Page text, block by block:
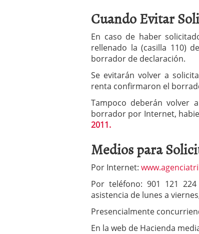
Cuando Evitar
En caso de haber
rellenado la (casilla 110)
borrador de declaración.
Se evitarán volver a
renta confirmaron el
Tampoco deberán volver
borrador por Internet,
2011.
Medios para
Por Internet:
Por teléfono: 901 121
asistencia de lunes a
Presencialmente
En la web de Hacienda